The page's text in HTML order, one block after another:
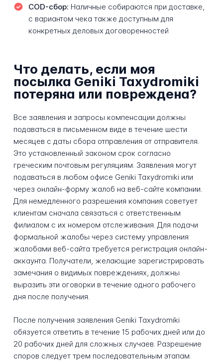
COD-сбор: Наличные собираются при доставке,
с вариантом чека также доступным для
конкретных деловых договоренностей
Что делать, если моя
посылка Geniki Taxydromiki
потеряна или повреждена?
Все заявления и запросы компенсации должны
подаваться в письменном виде в течение шести
месяцев с даты сбора отправления от отправителя.
Это установленный законом срок согласно
греческим почтовым регуляциям. Заявления могут
подаваться в любом офисе Geniki Taxydromiki или
через онлайн-форму жалоб на веб-сайте компании.
Для немедленного разрешения компания советует
клиентам сначала связаться с ответственным
филиалом с их номером отслеживания. Для подачи
формальной жалобы через систему управления
жалобами веб-сайта требуется регистрация онлайн-
аккаунта. Получатели, желающие зарегистрировать
замечания о видимых повреждениях, должны
выразить эти оговорки в течение одного рабочего
дня после получения.
После получения заявления Geniki Taxydromiki
обязуется ответить в течение 15 рабочих дней или до
20 рабочих дней для сложных случаев. Разрешение
споров следует трем последовательным этапам.